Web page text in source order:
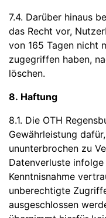
7.4. Darüber hinaus
das Recht vor,
von 165 Tagen nicht
zugegriffen haben,
löschen.
8. Haftung
8.1. Die OTH
Gewährleistung
ununterbrochen zu
Datenverluste
Kenntnisnahme
unberechtigte
ausgeschlossen